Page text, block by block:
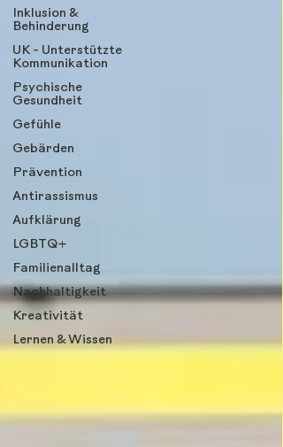
Inklusion &
Behinderung
UK - Unterstützte
Kommunikation
Psychische
Gesundheit
Gefühle
Gebärden
Prävention
Antirassismus
Aufklärung
LGBTQ+
Familienalltag
Nachhaltigkeit
Kreativität
Lernen & Wissen